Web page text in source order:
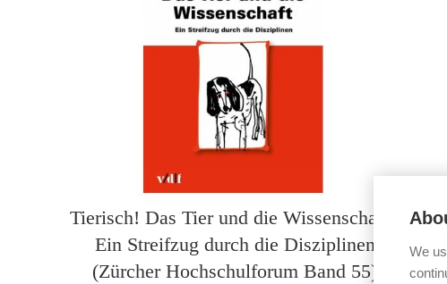
Tierisch! Das Tier und die Wissenschaft -
Ein Streifzug durch die Disziplinen
(Zürcher Hochschulforum Band 55)
We